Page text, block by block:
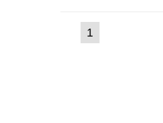
Gå
till
1